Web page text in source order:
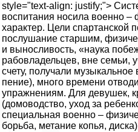
style="text-align: justify;">
воспитания носила военно –
характер. Цели спартанской
послушание старшим,
и выносливость, «наука
рабовладельцев, вне семьи,
счету, получали
пение), много времени
упражнениям. Для девушек,
(домоводство, уход за
специальная военно –
борьба, метание копья,